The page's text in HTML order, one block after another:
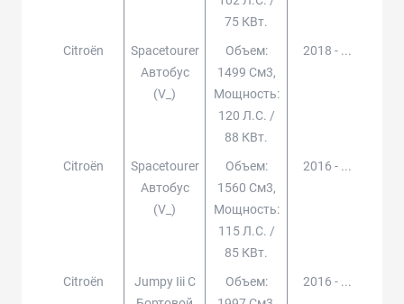
75 КВт.
Citroën
Spacetourer
Автобус
(v_)
Объем:
1499 См3,
Мощность:
120 Л.с. /
88 КВт.
2018 - ...
Citroën
Spacetourer
Автобус
(v_)
Объем:
1560 См3,
Мощность:
115 Л.с. /
85 КВт.
2016 - ...
Citroën
Jumpy Iii C
Объем:
2016 - ...